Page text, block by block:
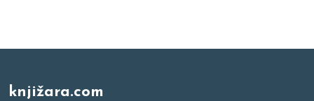
knjižara.com